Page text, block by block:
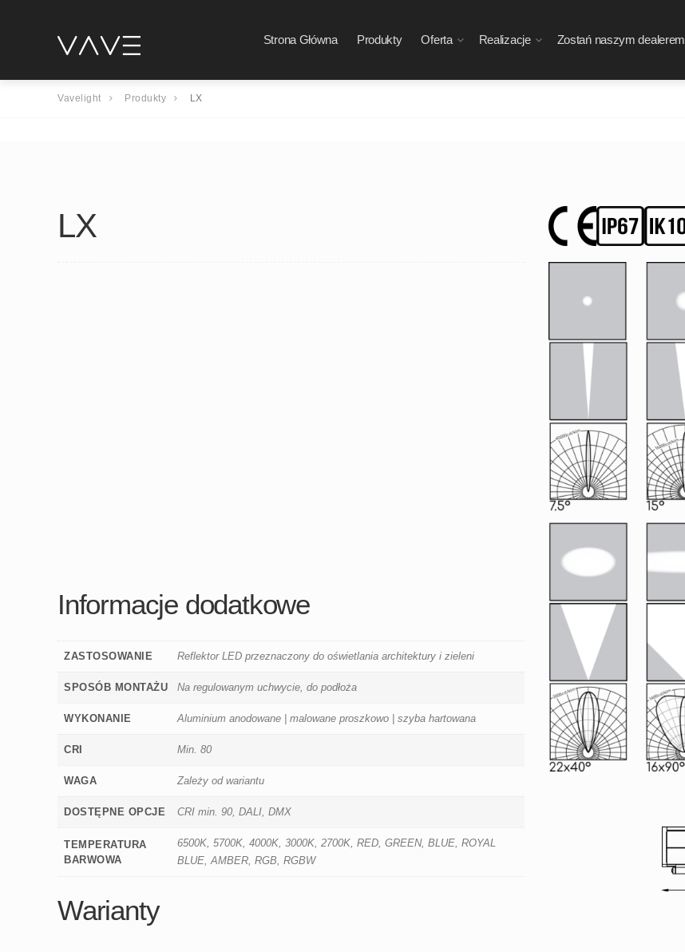
Strona Główna Produkty Oferta Realizacje Zostań naszym dealerem
Vavelight Produkty LX
LX
Informacje dodatkowe
ZASTOSOWANIE Reflektor LED przeznaczony do oświetlania architektury i zieleni
SPOSÓB MONTAŻU Na regulowanym uchwycie, do podłoża
WYKONANIE Aluminium anodowane | malowane proszkowo | szyba hartowana
CRI Min. 80
WAGA Zależy od wariantu
DOSTĘPNE OPCJE CRI min. 90, DALI, DMX
TEMPERATURA
BARWOWA
6500K, 5700K, 4000K, 3000K, 2700K, RED, GREEN, BLUE, ROYAL
BLUE, AMBER, RGB, RGBW
Warianty